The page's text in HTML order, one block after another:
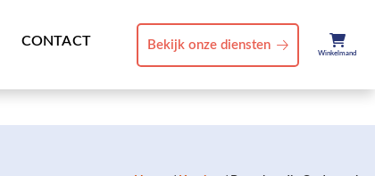
CONTACT
Winkelmand
Bekijk onze diensten